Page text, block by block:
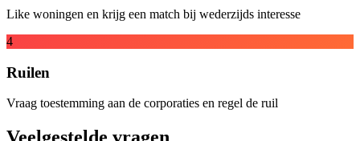
Like woningen en krijg een match bij wederzijds interesse
4
Ruilen
Vraag toestemming aan de corporaties en regel de ruil